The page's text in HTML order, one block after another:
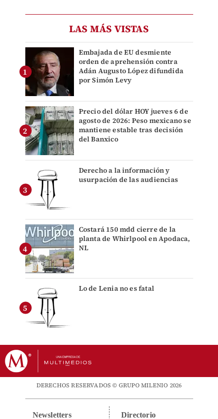
LAS MÁS VISTAS
Embajada de EU desmiente
orden de aprehensión contra
Adán Augusto López difundida
por Simón Levy
Precio del dólar HOY jueves 6 de
agosto de 2026: Peso mexicano se
mantiene estable tras decisión
del Banxico
Derecho a la información y
usurpación de las audiencias
Costará 150 mdd cierre de la
planta de Whirlpool en Apodaca,
NL
Lo de Lenia no es fatal
DERECHOS RESERVADOS © GRUPO MILENIO 2026
Newsletters Directorio